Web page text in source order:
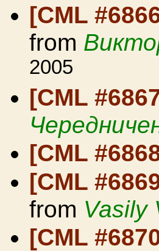
[CML
from
2005
[CML
[CML
[CML
from Vasily
[CML